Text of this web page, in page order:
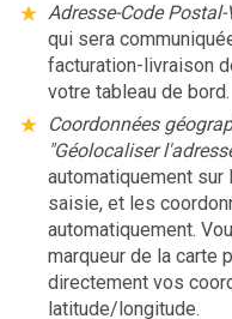
Adresse-Code
qui sera
facturation-livraison
votre tableau de bord.
Coordonnées
"Géolocaliser
automatiquement sur
saisie, et les
automatiquement.
marqueur de la carte
directement vos
latitude/longitude.